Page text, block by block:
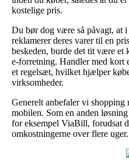
kostelige pris.
Du bør dog være så påvagt, at
reklamerer deres varer til en
beskeden, burde det tit være et
e-forretning. Handler med kort
et regelsæt, hvilket hjælper
virksomheder.
Generelt anbefaler vi shopping
mobilen. Som en anden
for eksempel ViaBill, forudsat
omkostningerne over flere uger.